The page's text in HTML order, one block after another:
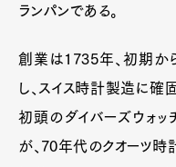
ランパンである。
創業は1735年、初期か
し、スイス時計製造に確
初頭のダイバーズウォ
が、70年代のクオーツ